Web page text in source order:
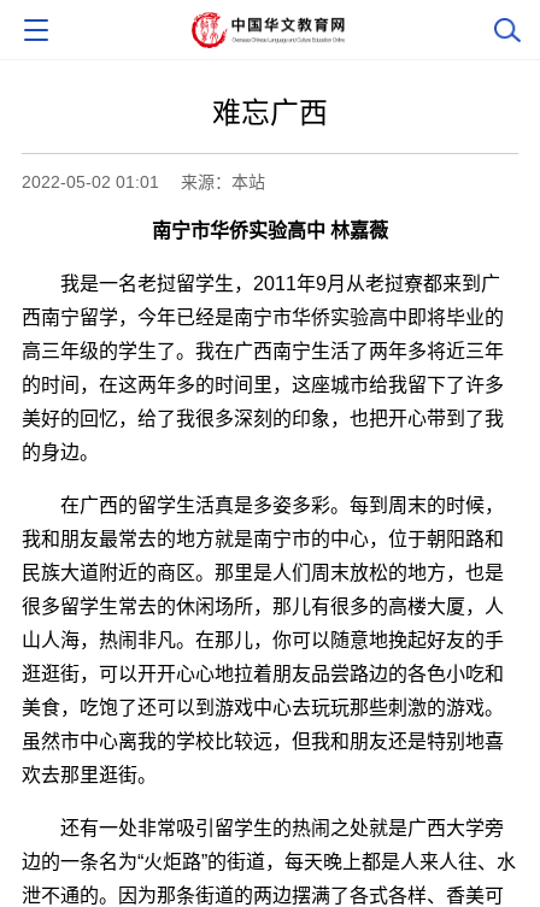
难忘广西
2022-05-02 01:01 来源：本站
南宁市华侨实验高中 林嘉薇
我是一名老挝留学生，2011年9月从老挝寮都来到广
西南宁留学，今年已经是南宁市华侨实验高中即将毕业的
高三年级的学生了。我在广西南宁生活了两年多将近三年
的时间，在这两年多的时间里，这座城市给我留下了许多
美好的回忆，给了我很多深刻的印象，也把开心带到了我
的身边。
在广西的留学生活真是多姿多彩。每到周末的时候，
我和朋友最常去的地方就是南宁市的中心，位于朝阳路和
民族大道附近的商区。那里是人们周末放松的地方，也是
很多留学生常去的休闲场所，那儿有很多的高楼大厦，人
山人海，热闹非凡。在那儿，你可以随意地挽起好友的手
逛逛街，可以开开心心地拉着朋友品尝路边的各色小吃和
美食，吃饱了还可以到游戏中心去玩玩那些刺激的游戏。
虽然市中心离我的学校比较远，但我和朋友还是特别地喜
欢去那里逛街。
还有一处非常吸引留学生的热闹之处就是广西大学旁
边的一条名为“火炬路”的街道，每天晚上都是人来人往、水
泄不通的。因为那条街道的两边摆满了各式各样、香美可